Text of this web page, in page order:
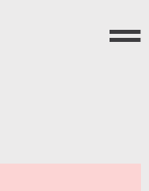
Menü